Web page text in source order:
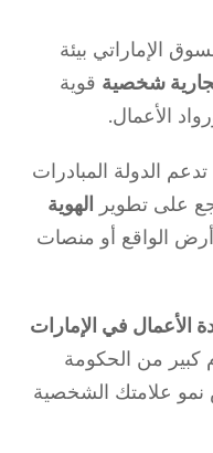
الإماراتي بيئة
شخصية قوية
الأعمال.
تدعم الدولة المبادرات
على تطوير
الهوية
الواقع أو منصات
الأعمال في الإمارات
كبير من الحكومة
علامتك الشخصية